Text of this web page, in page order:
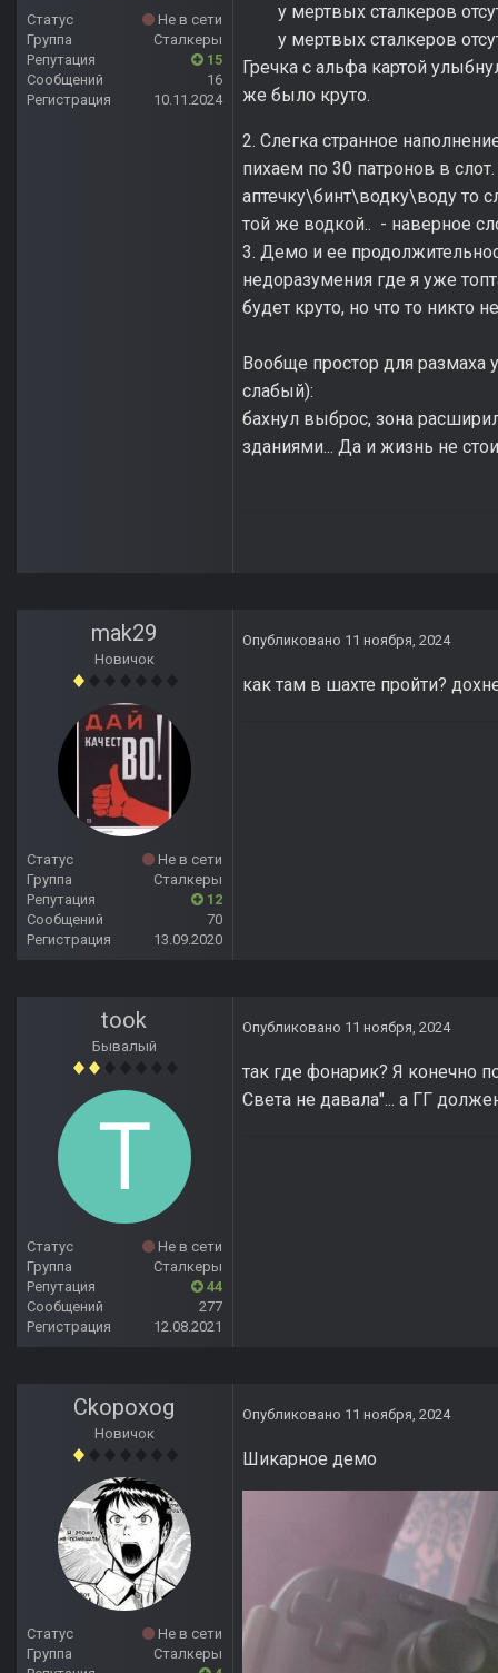
Статус
Не в сети
Группа
Сталкеры
Репутация
15
Сообщений
16
Регистрация
10.11.2024
у мертвых сталкеров
у мертвых сталкеров
Гречка с альфа картой
же было круто.
2. Слегка странное
пихаем по 30 патронов в
аптечку\бинт\водку\воду то
той же водкой.. - наверное
3. Демо и ее
недоразумения где я уже
будет круто, но что то никто
Вообще простор для
слабый):
бахнул выброс, зона
зданиями... Да и жизнь не
mak29
Новичок
Статус
Не в сети
Группа
Сталкеры
Репутация
12
Сообщений
70
Регистрация
13.09.2020
Опубликовано 11 ноября, 2024
как там в шахте пройти?
took
Бывалый
Статус
Не в сети
Группа
Сталкеры
Репутация
44
Сообщений
277
Регистрация
12.08.2021
Опубликовано 11 ноября, 2024
так где фонарик? Я конечно
Света не давала"... а ГГ
Ckopoxog
Новичок
Статус
Не в сети
Группа
Сталкеры
Опубликовано 11 ноября, 2024
Шикарное демо